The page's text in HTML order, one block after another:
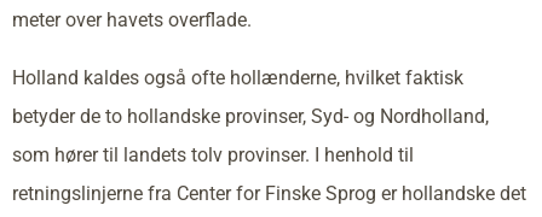
meter over havets overflade.
Holland kaldes også ofte hollænderne, hvilket faktisk
betyder de to hollandske provinser, Syd- og Nordholland,
som hører til landets tolv provinser. I henhold til
retningslinjerne fra Center for Finske Sprog er hollandske det